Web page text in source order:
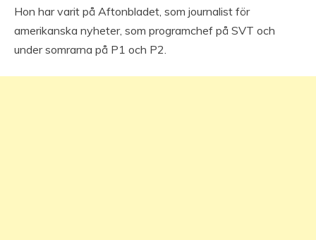
Hon har varit på Aftonbladet, som journalist för
amerikanska nyheter, som programchef på SVT och
under somrarna på P1 och P2.